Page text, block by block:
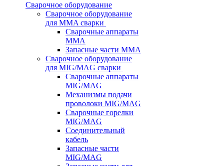
Сварочное оборудование
Сварочное оборудование
для MMA сварки
Сварочные аппараты
MMA
Запасные части MMA
Сварочное оборудование
для MIG/MAG сварки
Сварочные аппараты
MIG/MAG
Механизмы подачи
проволоки MIG/MAG
Сварочные горелки
MIG/MAG
Соединительный
кабель
Запасные части
MIG/MAG